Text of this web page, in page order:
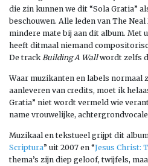
die zin kunnen we dit “Sola Gratia”
beschouwen. Alle leden van The
mindere mate bij aan dit album. Met
heeft ditmaal niemand
De track Building A Wallwordt zelfs
Waar muzikanten en labels normaal
aanleveren van credits, moet ik
Gratia” niet wordt vermeld wie
name vrouwelijke,
Muzikaal en tekstueel grijpt dit
Scriptura” uit 2007 en “Jesus Christ:
thema’s zijn diep geloof, twijfels,